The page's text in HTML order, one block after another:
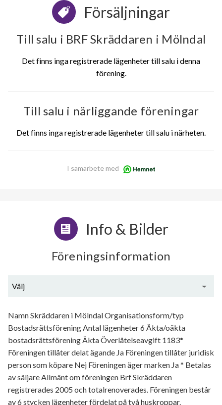
Försäljningar
Till salu i BRF Skräddaren i Mölndal
Det finns inga registrerade lägenheter till salu i denna
förening.
Till salu i närliggande föreningar
Det finns inga registrerade lägenheter till salu i närheten.
I samarbete med
Info & Bilder
Föreningsinformation
Välj
Namn Skräddaren i Mölndal Organisationsform/typ
Bostadsrättsförening Antal lägenheter 6 Äkta/oäkta
bostadsrättsförening Äkta Överlåtelseavgift 1183*
Föreningen tillåter delat ägande Ja Föreningen tillåter juridisk
person som köpare Nej Föreningen äger marken Ja * Betalas
av säljare Allmänt om föreningen Brf Skräddaren
registrerades 2005 och totalrenoverades. Föreningen består
av 6 stycken lägenheter fördelat på två huskroppar.